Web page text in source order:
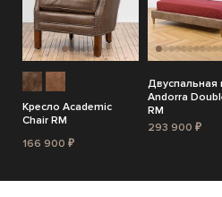
Кресло Academic
Chair RM
166 900 ₽
Двуспальная
Andorra
RM
293 900 ₽